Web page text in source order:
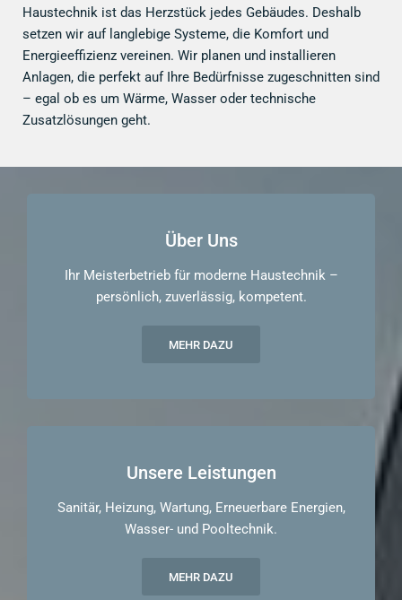
Haustechnik ist das Herzstück jedes Gebäudes. Deshalb
setzen wir auf langlebige Systeme, die Komfort und
Energieeffizienz vereinen. Wir planen und installieren
Anlagen, die perfekt auf Ihre Bedürfnisse zugeschnitten sind
– egal ob es um Wärme, Wasser oder technische
Zusatzlösungen geht.
Über Uns
Ihr Meisterbetrieb für moderne Haustechnik –
persönlich, zuverlässig, kompetent.
MEHR DAZU
Unsere Leistungen
Sanitär, Heizung, Wartung, Erneuerbare Energien,
Wasser- und Pooltechnik.
MEHR DAZU